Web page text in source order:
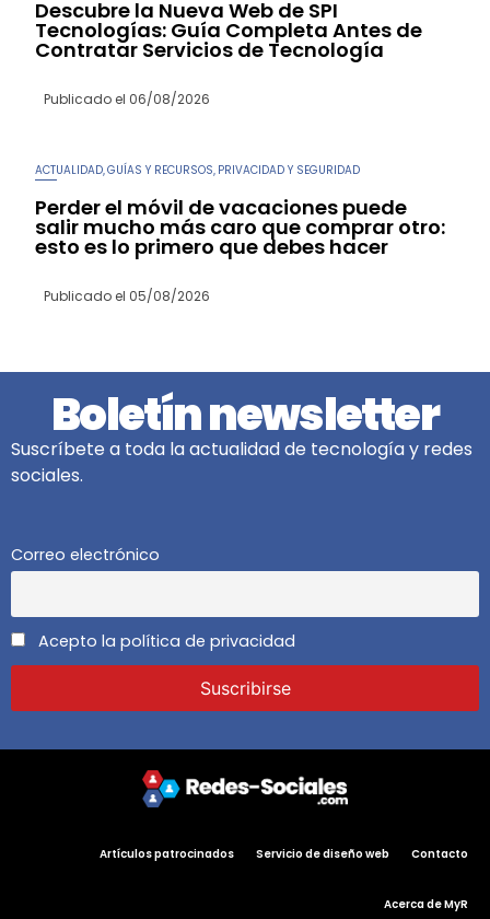
Descubre la Nueva Web de SPI
Tecnologías: Guía Completa Antes de
Contratar Servicios de Tecnología
Publicado el 06/08/2026
ACTUALIDAD ,GUÍAS Y RECURSOS PRIVACIDAD Y SEGURIDAD
Perder el móvil de vacaciones puede
salir mucho más caro que comprar otro:
esto es lo primero que debes hacer
Publicado el 05/08/2026
Boletín newsletter
Suscríbete a toda la actualidad de tecnología y redes
sociales.
Correo electrónico
Acepto la política de privacidad
Artículos patrocinados Servicio de diseño web Contacto
Acerca de MyR